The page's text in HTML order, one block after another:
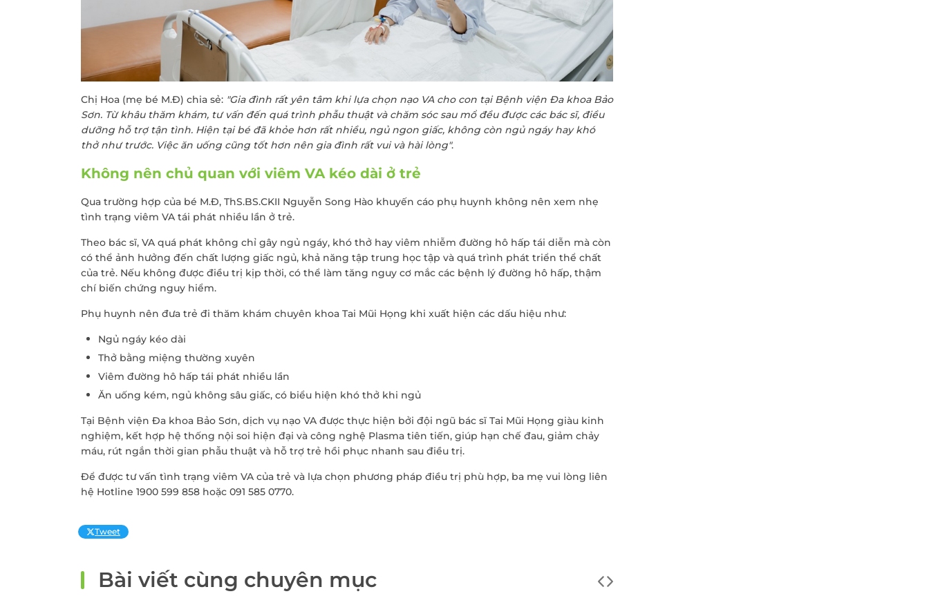
Chị Hoa (mẹ bé M.Đ) chia sẻ: "Gia đình rất yên tâm khi lựa chọn nạo VA cho con tại Bệnh viện Đa khoa Bảo
Sơn. Từ khâu thăm khám, tư vấn đến quá trình phẫu thuật và chăm sóc sau mổ đều được các bác sĩ, điều
dưỡng hỗ trợ tận tình. Hiện tại bé đã khỏe hơn rất nhiều, ngủ ngon giấc, không còn ngủ ngáy hay khó
thở như trước. Việc ăn uống cũng tốt hơn nên gia đình rất vui và hài lòng".
Không nên chủ quan với viêm VA kéo dài ở trẻ
Qua trường hợp của bé M.Đ, ThS.BS.CKII Nguyễn Song Hào khuyến cáo phụ huynh không nên xem nhẹ
tình trạng viêm VA tái phát nhiều lần ở trẻ.
Theo bác sĩ, VA quá phát không chỉ gây ngủ ngáy, khó thở hay viêm nhiễm đường hô hấp tái diễn mà còn
có thể ảnh hưởng đến chất lượng giấc ngủ, khả năng tập trung học tập và quá trình phát triển thể chất
của trẻ. Nếu không được điều trị kịp thời, có thể làm tăng nguy cơ mắc các bệnh lý đường hô hấp, thậm
chí biến chứng nguy hiểm.
Phụ huynh nên đưa trẻ đi thăm khám chuyên khoa Tai Mũi Họng khi xuất hiện các dấu hiệu như:
Ngủ ngáy kéo dài
Thở bằng miệng thường xuyên
Viêm đường hô hấp tái phát nhiều lần
Ăn uống kém, ngủ không sâu giấc, có biểu hiện khó thở khi ngủ
Tại Bệnh viện Đa khoa Bảo Sơn, dịch vụ nạo VA được thực hiện bởi đội ngũ bác sĩ Tai Mũi Họng giàu kinh
nghiệm, kết hợp hệ thống nội soi hiện đại và công nghệ Plasma tiên tiến, giúp hạn chế đau, giảm chảy
máu, rút ngắn thời gian phẫu thuật và hỗ trợ trẻ hồi phục nhanh sau điều trị.
Để được tư vấn tình trạng viêm VA của trẻ và lựa chọn phương pháp điều trị phù hợp, ba mẹ vui lòng liên
hệ Hotline 1900 599 858 hoặc 091 585 0770.
Tweet
Bài viết cùng chuyên mục